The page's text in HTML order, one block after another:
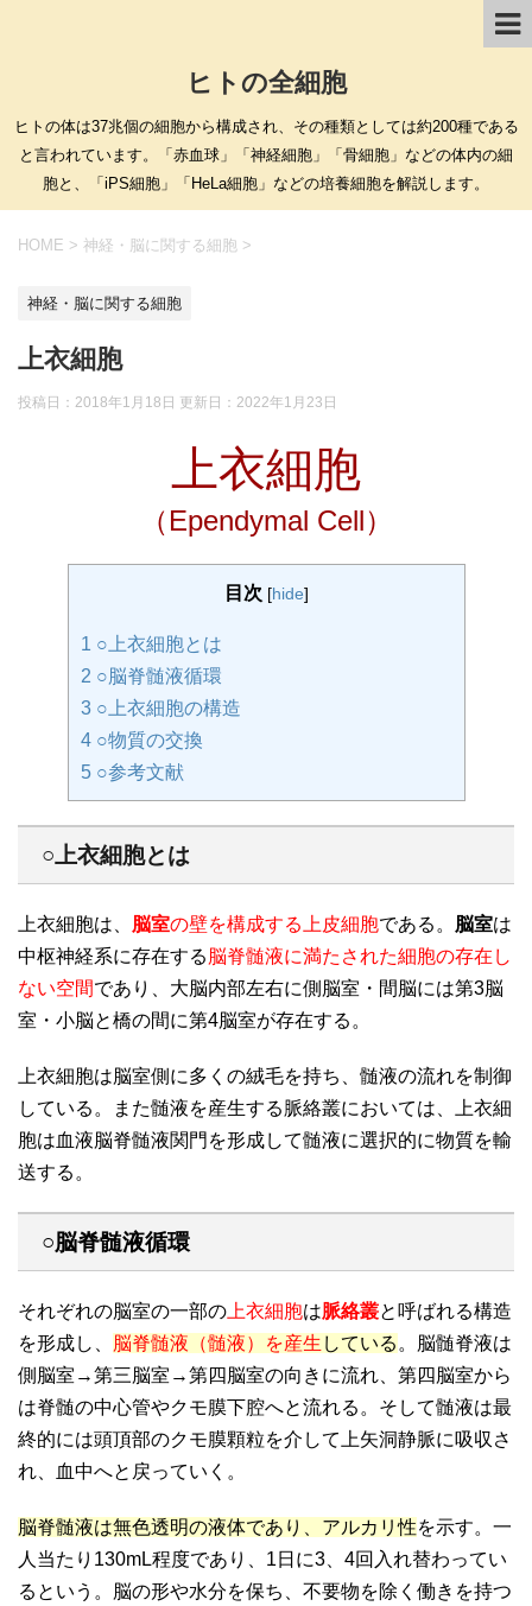
ヒトの全細胞
ヒトの体は37兆個の細胞から構成され、その種類としては約200種である
と言われています。「赤血球」「神経細胞」「骨細胞」などの体内の細
胞と、「iPS細胞」「HeLa細胞」などの培養細胞を解説します。
HOME > 神経・脳に関する細胞 >
神経・脳に関する細胞
上衣細胞
投稿日：2018年1月18日 更新日： 2022年1月23日
上衣細胞
（Ependymal Cell）
目次 [hide]
1 ○上衣細胞とは
2 ○脳脊髄液循環
3○上衣細胞の構造
4○物質の交換
5○参考文献
○上衣細胞とは
上衣細胞は、 脳室の壁を構成する上皮細胞である。 脳室は
中枢神経系に存在する 脳脊髄液に満たされた細胞の存在し
ない空間であり、大脳内部左右に側脳室・間脳には第3脳
室・小脳と橋の間に第4脳室が存在する。
上衣細胞は脳室側に多くの絨毛を持ち、髄液の流れを制御
している。また髄液を産生する脈絡叢においては、上衣細
胞は血液脳脊髄液関門を形成して髄液に選択的に物質を輸
送する。
○脳脊髄液循環
それぞれの脳室の一部の 上衣細胞は脈絡叢と呼ばれる構造
を形成し、
脳脊髄液（髄液）を産生 している 。脳髄脊液は
側脳室→第三脳室→第四脳室の向きに流れ、第四脳室から
は脊髄の中心管やクモ膜下腔へと流れる。そして髄液は最
終的には頭頂部のクモ膜顆粒を介して上矢洞静脈に吸収さ
れ、血中へと戻っていく。
脳脊髄液は無色透明の液体であり、アルカリ性を示す。一
人当たり130mL程度であり、1日に3、4回入れ替わってい
るという。脳の形や水分を保ち、不要物を除く働きを持つ